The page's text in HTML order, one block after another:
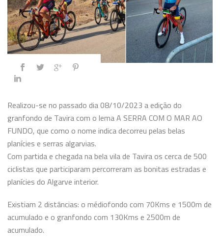
Realizou-se no passado dia 08/10/2023 a edição do
granfondo de Tavira com o lema A SERRA COM O MAR AO
FUNDO, que como o nome indica decorreu pelas belas
planícies e serras algarvias.
Com partida e chegada na bela vila de Tavira os cerca de 500
ciclistas que participaram percorreram as bonitas estradas e
planícies do Algarve interior.
Existiam 2 distâncias: o médiofondo com 70Kms e 1500m de
acumulado e o granfondo com 130Kms e 2500m de
acumulado.